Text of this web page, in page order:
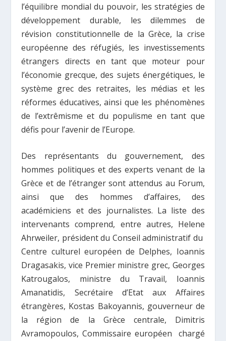
l’équilibre mondial du pouvoir, les stratégies de
développement durable, les dilemmes de
révision constitutionnelle de la Grèce, la crise
européenne des réfugiés, les investissements
étrangers directs en tant que moteur pour
l’économie grecque, des sujets énergétiques, le
système grec des retraites, les médias et les
réformes éducatives, ainsi que les phénomènes
de l’extrêmisme et du populisme en tant que
défis pour l’avenir de l’Europe.
Des représentants du gouvernement, des
hommes politiques et des experts venant de la
Grèce et de l’étranger sont attendus au Forum,
ainsi que des hommes d’affaires, des
académiciens et des journalistes. La liste des
intervenants comprend, entre autres, Helene
Ahrweiler, président du Conseil administratif du
Centre culturel européen de Delphes, Ioannis
Dragasakis, vice Premier ministre grec, Georges
Katrougalos, ministre du Travail, Ioannis
Amanatidis, Secrétaire d’Etat aux Affaires
étrangères, Kostas Bakoyannis, gouverneur de
la région de la Grèce centrale, Dimitris
Avramopoulos, Commissaire européen chargé